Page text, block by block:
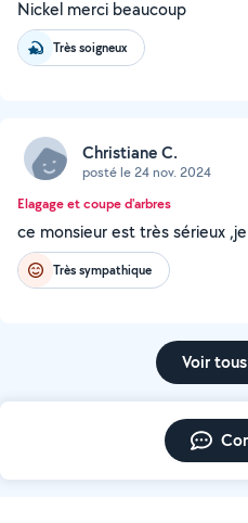
Nickel merci beaucoup
Très soigneux
Christiane C.
posté le 24 nov. 2024
Elagage et coupe d'arbres
ce monsieur est très sérieux
Très sympathique
Voir